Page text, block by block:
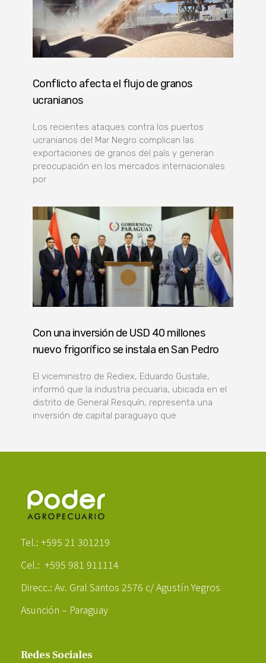
Conflicto afecta el flujo de granos
ucranianos
Los recientes ataques contra los puertos
ucranianos del Mar Negro complican las
exportaciones de granos del país y generan
preocupación en los mercados internacionales
por
Con una inversión de USD 40 millones
nuevo frigorífico se instala en San Pedro
El viceministro de Rediex, Eduardo Gustale,
informó que la industria pecuaria, ubicada en el
distrito de General Resquín, representa una
inversión de capital paraguayo que
Tel.: +595 21 301219
Cel.: +595 981 911114
Direcc.: Av. Gral Santos 2576 c/ Agustín Yegros
Asunción – Paraguay
Redes Sociales